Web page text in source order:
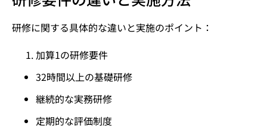
研修に関する具体的な違いと実施のポイント：
加算1の研修要件
32時間以上の基礎研修
継続的な実務研修
定期的な評価制度